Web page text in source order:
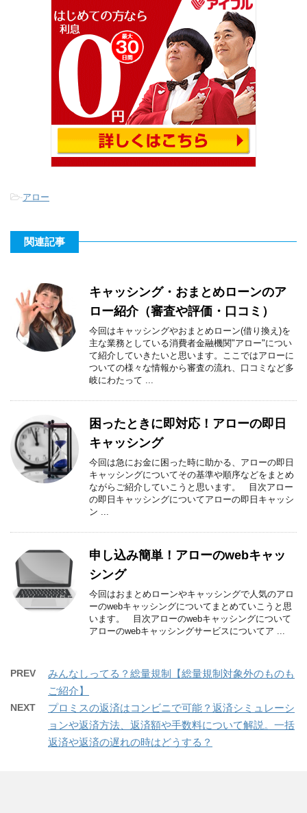
-アロー
関連記事
キャッシング・おまとめローンのア
ロー紹介（審査や評価・口コミ）
今回はキャッシングやおまとめローン(借り換え)を
主な業務としている消費者金融機関"アロー"につい
て紹介していきたいと思います。ここではアローに
ついての様々な情報から審査の流れ、口コミなど多
岐にわたって ...
困ったときに即対応！アローの即日
キャッシング
今回は急にお金に困った時に助かる、アローの即日
キャッシングについてその基準や順序などをまとめ
ながらご紹介していこうと思います。 目次アロー
の即日キャッシングについてアローの即日キャッシ
ン ...
申し込み簡単！アローのwebキャッ
シング
今回はおまとめローンやキャッシングで人気のアロ
ーのwebキャッシングについてまとめていこうと思
います。 目次アローのwebキャッシングについて
アローのwebキャッシングサービスについてア ...
PREV
みんなしってる？総量規制【総量規制対象外のものも
ご紹介】
NEXT
プロミスの返済はコンビニで可能？返済シミュレーシ
ョンや返済方法、返済額や手数料について解説。一括
返済や返済の遅れの時はどうする？